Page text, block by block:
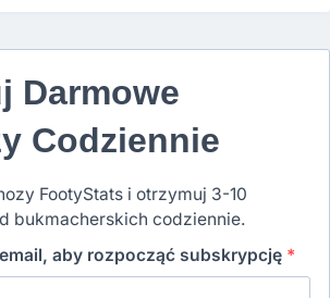
Darmowe
Codziennie
FootyStats i otrzymuj 3-10
bukmacherskich codziennie.
aby rozpocząć subskrypcję *